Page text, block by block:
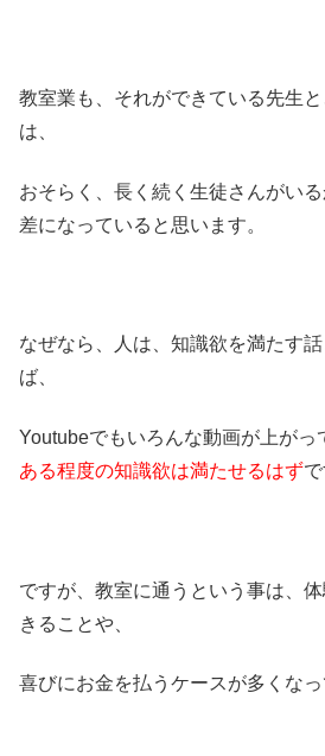
教室業も、それができている先生
は、
おそらく、長く続く生徒さんがい
差になっていると思います。
なぜなら、人は、知識欲を満たす
ば、
Youtubeでもいろんな動画が上がっ
ある程度の知識欲は満たせるはずで
ですが、教室に通うという事は、
きることや、
喜びにお金を払うケースが多くなっ